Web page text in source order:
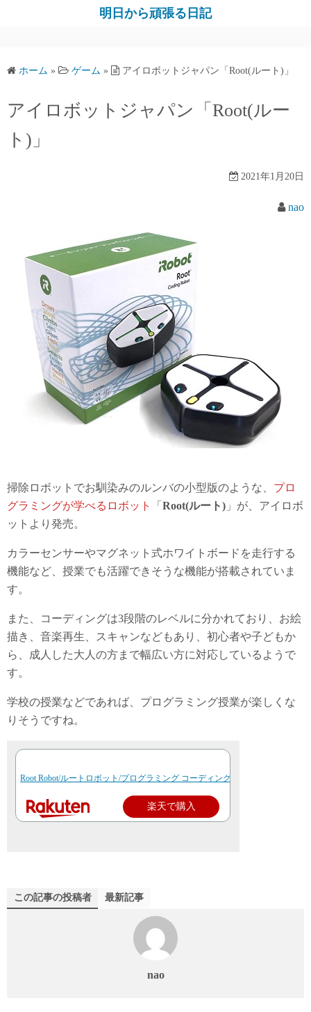
ス
明日から頑張る日記
ホーム » ゲーム » アイロボットジャパン「Root(ルート)」
アイロボットジャパン「Root(ルー
ト)」
2021年1月20日
nao
掃除ロボットでお馴染みのルンバの小型版のような、 プロ
グラミングが学べるロボット
「 Root(ルート) 」が、アイロボ
ットより発売。
カラーセンサーやマグネット式ホワイトボードを走行する
機能など、授業でも活躍できそうな機能が搭載されていま
す。
また、コーディングは3段階のレベルに分かれており、お絵
描き、音楽再生、スキャンなどもあり、初心者や子どもか
ら、成人した大人の方まで幅広い方に対応しているようで
す。
学校の授業などであれば、プログラミング授業が楽しくな
りそうですね。
Root Robot/ルートロボット/プログラミング コーディング アートワーク ミュ
楽天で購入
この記事の投稿者 最新記事
nao